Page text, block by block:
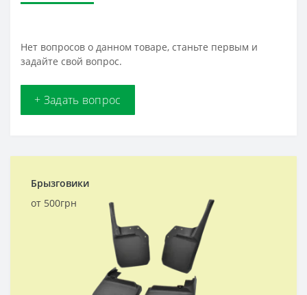
Нет вопросов о данном товаре, станьте первым и
задайте свой вопрос.
+ Задать вопрос
Брызговики
от 500грн